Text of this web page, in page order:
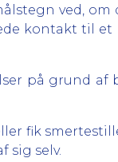
ved, om
kontakt til et
på grund
fik
sig selv.